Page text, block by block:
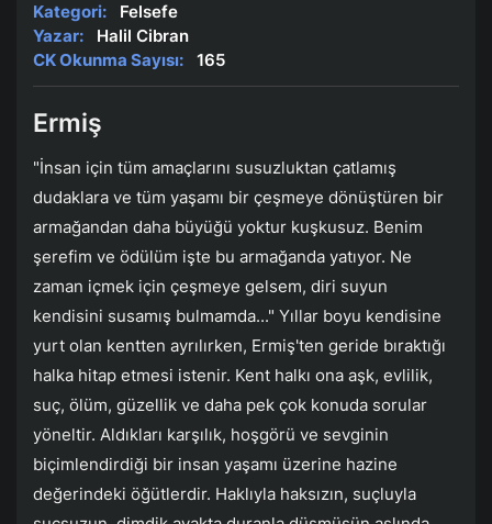
Kategori:
Felsefe
Yazar:
Halil Cibran
CK Okunma Sayısı:
165
Ermiş
"İnsan için tüm amaçlarını susuzluktan çatlamış
dudaklara ve tüm yaşamı bir çeşmeye dönüştüren bir
armağandan daha büyüğü yoktur kuşkusuz. Benim
şerefim ve ödülüm işte bu armağanda yatıyor. Ne
zaman içmek için çeşmeye gelsem, diri suyun
kendisini susamış bulmamda..." Yıllar boyu kendisine
yurt olan kentten ayrılırken, Ermiş'ten geride bıraktığı
halka hitap etmesi istenir. Kent halkı ona aşk, evlilik,
suç, ölüm, güzellik ve daha pek çok konuda sorular
yöneltir. Aldıkları karşılık, hoşgörü ve sevginin
biçimlendirdiği bir insan yaşamı üzerine hazine
değerindeki öğütlerdir. Haklıyla haksızın, suçluyla